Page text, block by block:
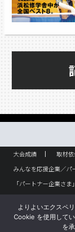
大会成績 取材
みんなを応援企業／パ
「パートナー企業さ
バックナンバー
よりよいエクスペ
Cookie を使用して
を